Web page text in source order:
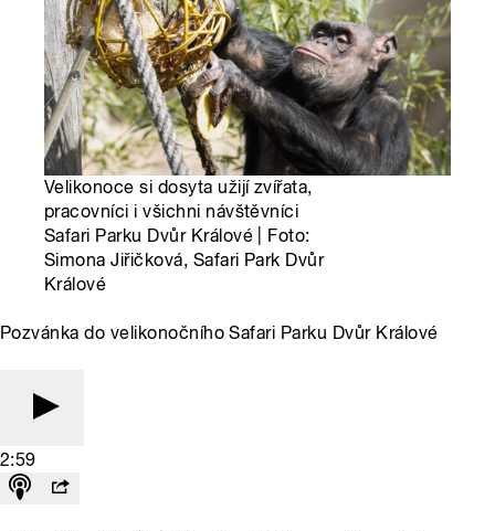
Velikonoce si dosyta užijí zvířata,
pracovníci i všichni návštěvníci
Safari Parku Dvůr Králové | Foto:
Simona Jiřičková, Safari Park Dvůr
Králové
Pozvánka do velikonočního Safari Parku Dvůr Králové
2:59